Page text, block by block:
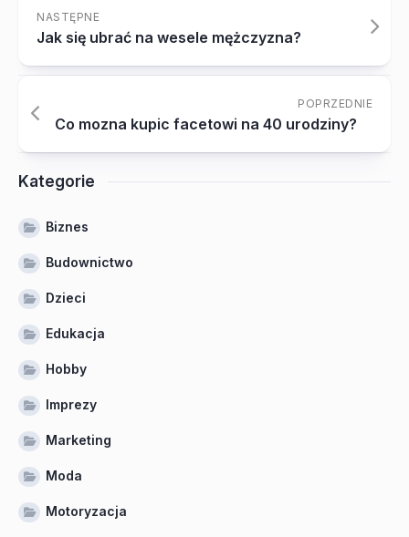
NASTĘPNE
Jak się ubrać na wesele mężczyzna?
POPRZEDNIE
Co mozna kupic facetowi na 40 urodziny?
Kategorie
Biznes
Budownictwo
Dzieci
Edukacja
Hobby
Imprezy
Marketing
Moda
Motoryzacja